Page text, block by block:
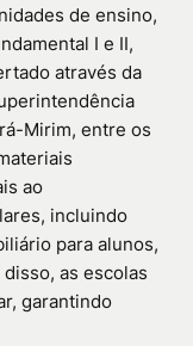
de ensino,
I e II,
através da
Mirim, entre os
ao
incluindo
para alunos,
as escolas
garantindo